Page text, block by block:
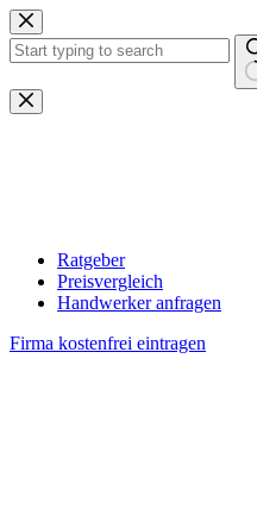
Zum
Inhalt
springen
Keine
Ergebnisse
Ratgeber
Preisvergleich
Handwerker anfragen
Firma kostenfrei eintragen